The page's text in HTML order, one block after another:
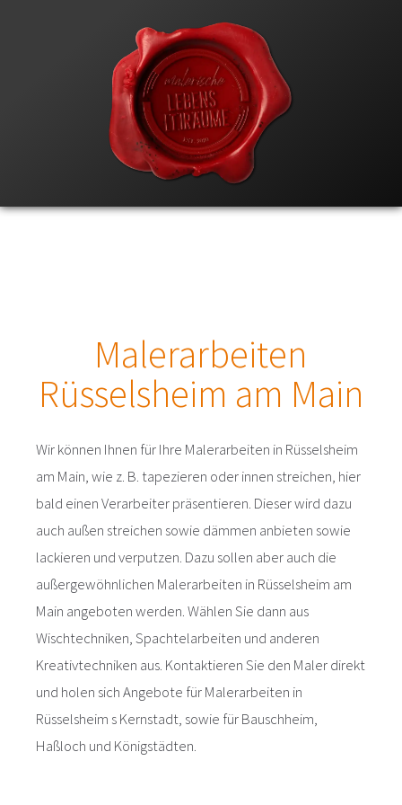
Malerarbeiten
Rüsselsheim am Main
Wir können Ihnen für Ihre Malerarbeiten in Rüsselsheim
am Main, wie z. B. tapezieren oder innen streichen, hier
bald einen Verarbeiter präsentieren. Dieser wird dazu
auch außen streichen sowie dämmen anbieten sowie
lackieren und verputzen. Dazu sollen aber auch die
außergewöhnlichen Malerarbeiten in Rüsselsheim am
Main angeboten werden. Wählen Sie dann aus
Wischtechniken, Spachtelarbeiten und anderen
Kreativtechniken aus. Kontaktieren Sie den Maler direkt
und holen sich Angebote für Malerarbeiten in
Rüsselsheim s Kernstadt, sowie für Bauschheim,
Haßloch und Königstädten.